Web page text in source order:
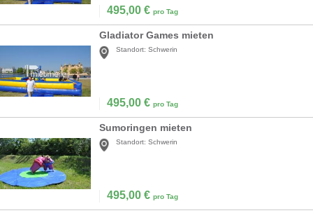
495,00 € pro Tag
Gladiator Games mieten
Standort: Schwerin
495,00 € pro Tag
Sumoringen mieten
Standort: Schwerin
495,00 € pro Tag